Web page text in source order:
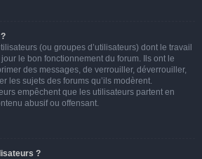
(ou groupes d’utilisateurs) dont le travail
le bon fonctionnement du forum. Ils ont le
des messages, de verrouiller, déverrouiller,
les sujets des forums qu’ils modèrent.
empêchent que les utilisateurs partent en
abusif ou offensant.
?